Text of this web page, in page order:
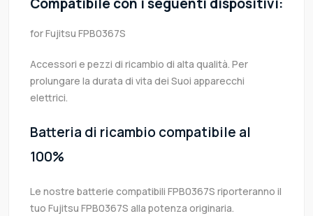
Compatibile con i seguenti dispositivi:
for Fujitsu FPB0367S
Accessori e pezzi di ricambio di alta qualità. Per
prolungare la durata di vita dei Suoi apparecchi
elettrici.
Batteria di ricambio compatibile al
100%
Le nostre batterie compatibili FPB0367S riporteranno il
tuo Fujitsu FPB0367S alla potenza originaria.